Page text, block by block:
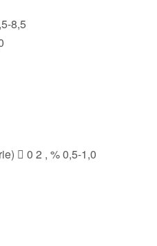
8,5
 0 2 , % 0,5-1,0